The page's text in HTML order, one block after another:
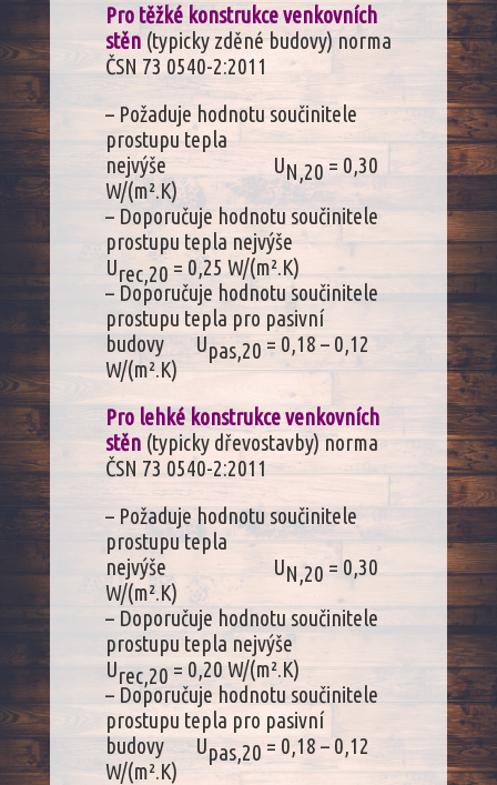
Pro těžké konstrukce venkovních
stěn(typicky zděné budovy) norma
ČSN 73 0540-2:2011
– Požaduje hodnotu součinitele
prostupu tepla
nejvýše UN,20 = 0,30
W/(m².K)
– Doporučuje hodnotu součinitele
prostupu tepla nejvýše
Urec,20 = 0,25 W/(m².K)
– Doporučuje hodnotu součinitele
prostupu tepla pro pasivní
budovy Upas,20 = 0,18 – 0,12
W/(m².K)
Pro lehké konstrukce venkovních
stěn(typicky dřevostavby) norma
ČSN 73 0540-2:2011
– Požaduje hodnotu součinitele
prostupu tepla
nejvýše UN,20= 0,30
W/(m².K)
– Doporučuje hodnotu součinitele
prostupu tepla nejvýše
Urec,20= 0,20 W/(m².K)
– Doporučuje hodnotu součinitele
prostupu tepla pro pasivní
budovy Upas,20 = 0,18 – 0,12
W/(m².K)